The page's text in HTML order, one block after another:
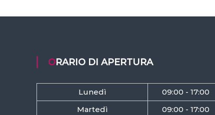
ORARIO DI APERTURA
Lunedì
09:00 - 17:00
Martedì
09:00 - 17:00